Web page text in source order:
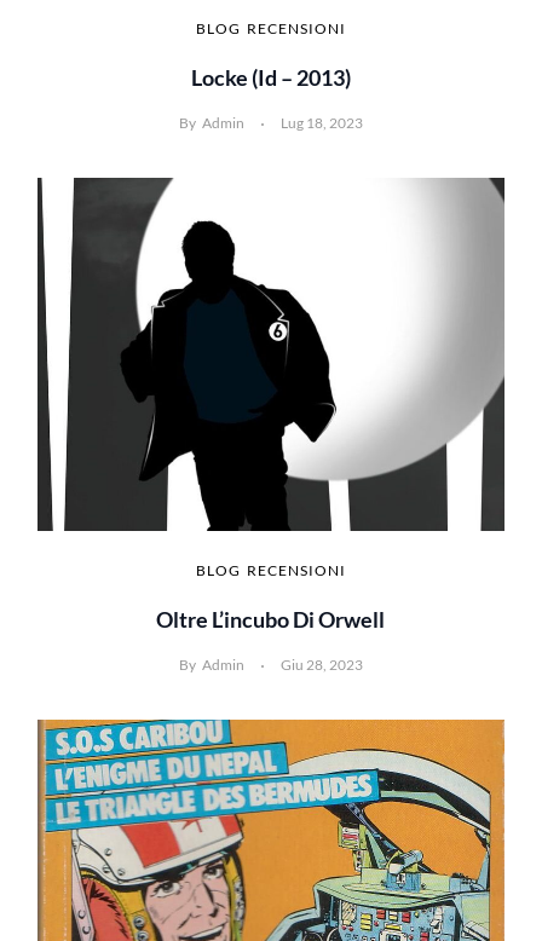
BLOG RECENSIONI
Locke (id – 2013)
By Admin Lug 18, 2023
BLOG RECENSIONI
Oltre L’incubo Di Orwell
By Admin Giu 28, 2023